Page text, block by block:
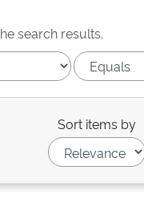
search results.
Sort items by